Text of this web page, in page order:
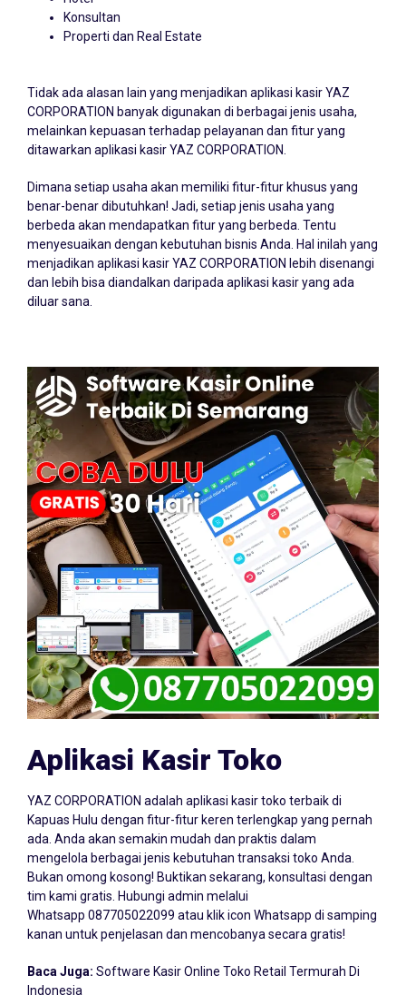
Konsultan
Properti dan Real Estate
Tidak ada alasan lain yang menjadikan aplikasi kasir YAZ
CORPORATION banyak digunakan di berbagai jenis usaha,
melainkan kepuasan terhadap pelayanan dan fitur yang
ditawarkan aplikasi kasir YAZ CORPORATION.
Dimana setiap usaha akan memiliki fitur-fitur khusus yang
benar-benar dibutuhkan! Jadi, setiap jenis usaha yang
berbeda akan mendapatkan fitur yang berbeda. Tentu
menyesuaikan dengan kebutuhan bisnis Anda. Hal inilah yang
menjadikan aplikasi kasir YAZ CORPORATION lebih disenangi
dan lebih bisa diandalkan daripada aplikasi kasir yang ada
diluar sana.
Aplikasi Kasir Toko
YAZ CORPORATION adalah aplikasi kasir toko terbaik di
Kapuas Hulu dengan fitur-fitur keren terlengkap yang pernah
ada. Anda akan semakin mudah dan praktis dalam
mengelola berbagai jenis kebutuhan transaksi toko Anda.
Bukan omong kosong! Buktikan sekarang, konsultasi dengan
tim kami gratis. Hubungi admin melalui
Whatsapp 087705022099 atau klik icon Whatsapp di samping
kanan untuk penjelasan dan mencobanya secara gratis!
Baca Juga: Software Kasir Online Toko Retail Termurah Di
Indonesia